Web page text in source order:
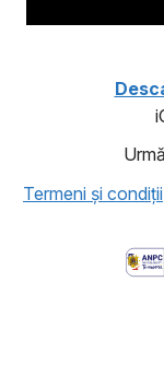
Termeni şi condiţii